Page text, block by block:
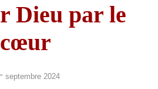
Dieu par le
cœur
er septembre 2024